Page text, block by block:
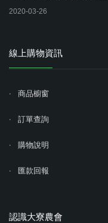
2020-03-26
線上購物資訊
商品櫥窗
訂單查詢
購物說明
匯款回報
認識大寮農會